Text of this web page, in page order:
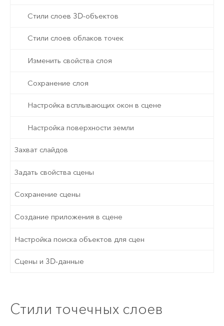
Стили слоев 3D-объектов
Стили слоев облаков точек
Изменить свойства слоя
Сохранение слоя
Настройка всплывающих окон в сцене
Настройка поверхности земли
Захват слайдов
Задать свойства сцены
Сохранение сцены
Создание приложения в сцене
Настройка поиска объектов для сцен
Сцены и 3D-данные
Стили точечных слоев